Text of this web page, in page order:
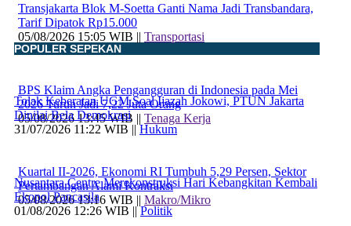
Transjakarta Blok M-Soetta Ganti Nama Jadi Transbandara,
Tarif Dipatok Rp15.000
05/08/2026 15:05 WIB || Transportasi
BPS Klaim Angka Pengangguran di Indonesia pada Mei
2026 Turun Jadi 7,22 Juta Orang
05/08/2026 13:45 WIB || Tenaga Kerja
Kuartal II-2026, Ekonomi RI Tumbuh 5,29 Persen, Sektor
Pertambangan Alami Kontraksi
05/08/2026 13:16 WIB || Makro/Mikro
POPULER SEPEKAN
Tolak Keberatan UGM Soal Ijazah Jokowi, PTUN Jakarta
Dinilai Bela Demokrasi
31/07/2026 11:22 WIB ||Hukum
Nusantara Centre Merekonstruksi Hari Kebangkitan Kembali
Ekopol Pancasila
01/08/2026 12:26 WIB ||Politik